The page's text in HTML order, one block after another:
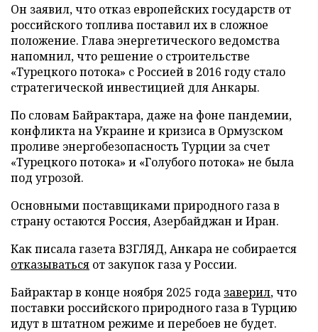
Он заявил, что отказ европейских государств от
российского топлива поставил их в сложное
положение. Глава энергетического ведомства
напомнил, что решение о строительстве
«Турецкого потока» с Россией в 2016 году стало
стратегической инвестицией для Анкары.
По словам Байрактара, даже на фоне пандемии,
конфликта на Украине и кризиса в Ормузском
проливе энергобезопасность Турции за счет
«Турецкого потока» и «Голубого потока» не была
под угрозой.
Основными поставщиками природного газа в
страну остаются Россия, Азербайджан и Иран.
Как писала газета ВЗГЛЯД, Анкара не собирается
отказываться от закупок газа у России.
Байрактар в конце ноября 2025 года заверил, что
поставки российского природного газа в Турцию
идут в штатном режиме и перебоев не будет.